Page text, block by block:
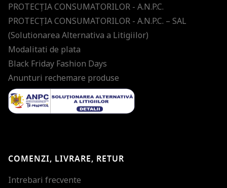
PROTECŢIA CONSUMATORILOR - A.N.P.C.
PROTECŢIA CONSUMATORILOR - A.N.P.C. – SAL
(Solutionarea Alternativa a Litigiilor)
Modalitati de plata
Black Friday Fashion Days
Anunturi rechemare produse
COMENZI, LIVRARE, RETUR
Intrebari frecvente